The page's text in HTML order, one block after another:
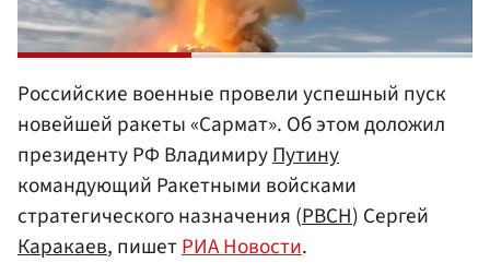
Российские военные провели успешный пуск
новейшей ракеты «Сармат». Об этом доложил
президенту РФ ВладимируПутину
командующий Ракетными войсками
стратегического назначения (РВСН) Сергей
Каракаев, пишетРИА Новости.